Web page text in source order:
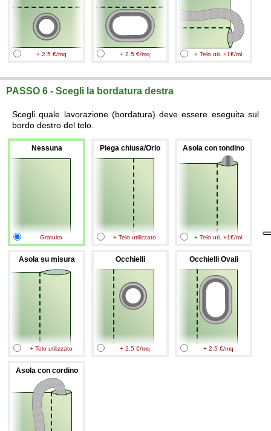
+ 2.5 €/mq + 2.5 €/mq + Telo uti. +1€/ml
PASSO 6 - Scegli la bordatura destra
Scegli quale lavorazione (bordatura) deve essere eseguita sul
bordo destro del telo.
Nessuna
Gratuita
Piega chiusa/Orlo
+ Telo utilizzato
Asola con tondino
+ Telo uti. +1€/ml
Asola su misura
+ Telo utilizzato
Occhielli
+ 2.5 €/mq
Occhielli Ovali
+ 2.5 €/mq
Asola con cordino